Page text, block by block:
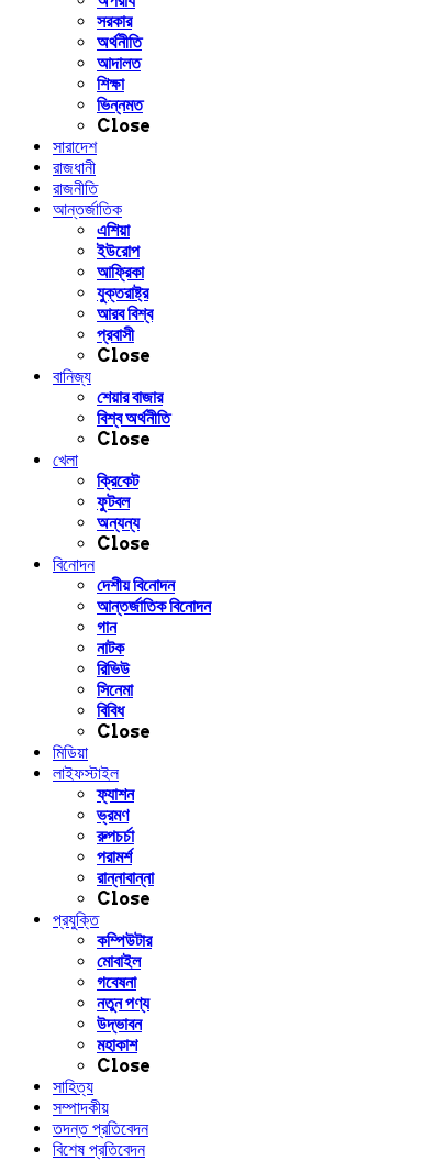
সরকার
অর্থনীতি
আদালত
শিক্ষা
ভিন্নমত
Close
সারাদেশ
রাজধানী
রাজনীতি
আন্তর্জাতিক
এশিয়া
ইউরোপ
আফ্রিকা
যুক্তরাষ্ট্র
আরব বিশ্ব
প্রবাসী
Close
বানিজ্য
শেয়ার বাজার
বিশ্ব অর্থনীতি
Close
খেলা
ক্রিকেট
ফুটবল
অন্যন্য
Close
বিনোদন
দেশীয় বিনোদন
আন্তর্জাতিক বিনোদন
গান
নাটক
রিভিউ
সিনেমা
বিবিধ
Close
মিডিয়া
লাইফস্টাইল
ফ্যাশন
ভ্রমণ
রুপচর্চা
পরামর্শ
রান্নাবান্না
Close
প্রযুক্তি
কম্পিউটার
মোবাইল
গবেষনা
নতুন পণ্য
উদ্ভাবন
মহাকাশ
Close
সাহিত্য
সম্পাদকীয়
তদন্ত প্রতিবেদন
বিশেষ প্রতিবেদন